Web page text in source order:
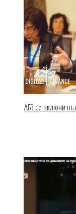
АБЗ се включи